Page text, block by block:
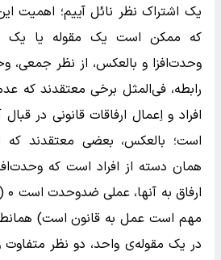
یک اشتراک نظر نائل آییم؛ اهمیت
که ممکن است یک مقوله یا یک
وحدت‌افزا و بالعکس، از نظر جمعی،
رابطه، فی‌المثل برخی معتقدند که
افراد و اِعمال ارفاقات قانونی در
است؛ بالعکس، بعضی معتقدند که
همان دسته از افراد است که
مهم است عمل به قانون است)
در یک مقوله‌ی واحد، دو نظر